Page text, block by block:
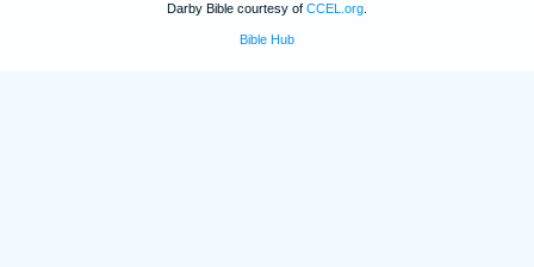
Darby Bible courtesy of CCEL.org
Bible Hub